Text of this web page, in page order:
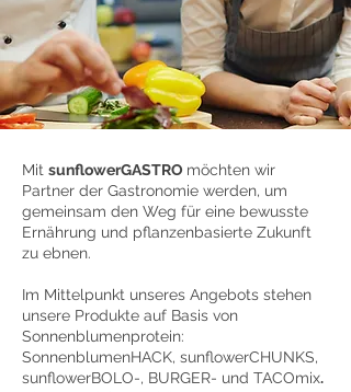
Mit sunflowerGASTRO möchten wir
Partner der Gastronomie werden, um
gemeinsam den Weg für eine bewusste
Ernährung und pflanzenbasierte Zukunft
zu ebnen.
Im Mittelpunkt unseres Angebots stehen
unsere Produkte auf Basis von
Sonnenblumenprotein:
SonnenblumenHACK, sunflowerCHUNKS,
sunflowerBOLO-, BURGER- und TACOmix.